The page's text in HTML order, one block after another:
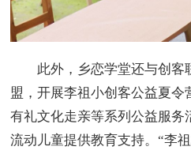
此外，乡恋学堂还与创客
盟，开展李祖小创客公益夏令
有礼文化走亲等系列公益服务
流动儿童提供教育支持。“李